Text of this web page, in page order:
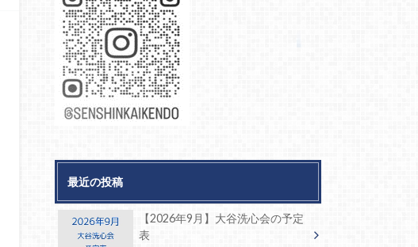
最近の投稿
【2026年9月】大谷洗心会の予定
表